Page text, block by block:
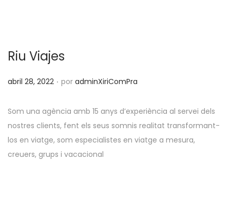
Riu Viajes
P
b
l
i
c
abril 28, 2022 . por adminXiriComPra
Som una agència amb 15 anys d’experiència al servei dels
nostres clients, fent els seus somnis realitat transformant-
los en viatge, som especialistes en viatge a mesura,
creuers, grups i vacacional